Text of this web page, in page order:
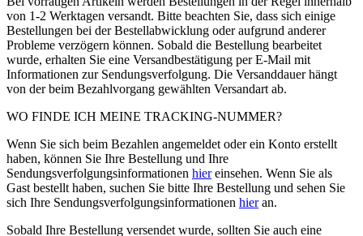
von 1-2 Werktagen versandt. Bitte beachten Sie, dass sich einige
Bestellungen bei der Bestellabwicklung oder aufgrund anderer
Probleme verzögern können. Sobald die Bestellung bearbeitet
wurde, erhalten Sie eine Versandbestätigung per E-Mail mit
Informationen zur Sendungsverfolgung. Die Versanddauer hängt
von der beim Bezahlvorgang gewählten Versandart ab.
WO FINDE ICH MEINE TRACKING-NUMMER?
Wenn Sie sich beim Bezahlen angemeldet oder ein Konto erstellt
haben, können Sie Ihre Bestellung und Ihre
Sendungsverfolgungsinformationen hiereinsehen. Wenn Sie als
Gast bestellt haben, suchen Sie bitte Ihre Bestellung und sehen Sie
sich Ihre Sendungsverfolgungsinformationen hieran.
Sobald Ihre Bestellung versendet wurde, sollten Sie auch eine